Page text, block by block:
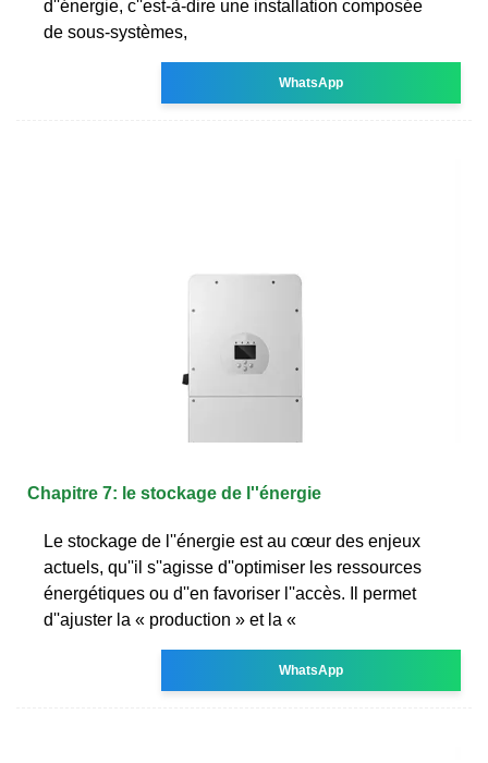
d''énergie, c''est-à-dire une installation composée
de sous-systèmes,
WhatsApp
Chapitre 7: le stockage de l''énergie
Le stockage de l''énergie est au cœur des enjeux
actuels, qu''il s''agisse d''optimiser les ressources
énergétiques ou d''en favoriser l''accès. Il permet
d''ajuster la « production » et la «
WhatsApp